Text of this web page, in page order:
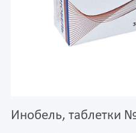
Инобель, таблетки